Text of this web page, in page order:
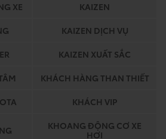
XE
KAIZEN
KAIZEN DỊCH VỤ
KAIZEN XUẤT SẮC
KHÁCH HÀNG THAN THIẾT
KHÁCH VIP
KHOANG ĐỘNG CƠ XE
HƠI